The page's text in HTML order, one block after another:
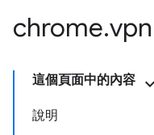
chrome.vpn
這個頁面中的內容
說明